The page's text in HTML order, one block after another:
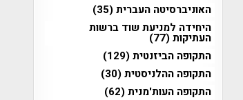
האוניברסיטה העברית(35)
היחידה למניעת שוד ברשות
העתיקות(77)
התקופה הביזנטית(129)
התקופה ההלניסטית(30)
התקופה העות'מנית(62)